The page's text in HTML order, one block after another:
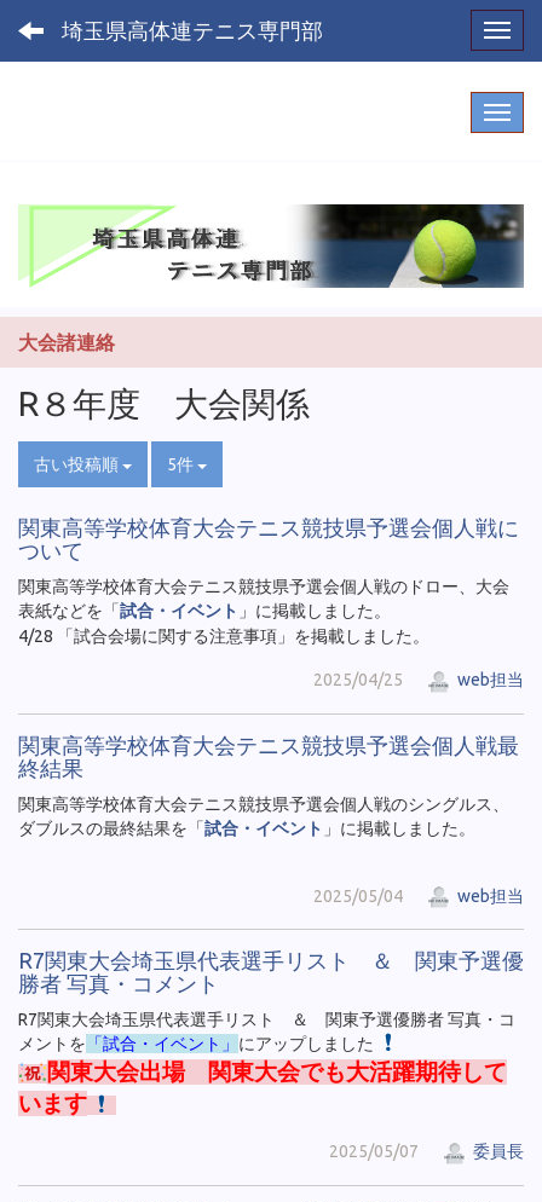
埼玉県高体連テニス専門部
大会諸連絡
R８年度 大会関係
古い投稿順 5件
関東高等学校体育大会テニス競技県予選会個人戦に
ついて
関東高等学校体育大会テニス競技県予選会個人戦のドロー、大会
表紙などを「試合・イベント 」に掲載しました。
4/28 「試合会場に関する注意事項」を掲載しました。
2025/04/25 web担当
関東高等学校体育大会テニス競技県予選会個人戦最
終結果
関東高等学校体育大会テニス競技県予選会個人戦のシングルス、
ダブルスの最終結果を「試合・イベント 」に掲載しました。
2025/05/04 web担当
R7関東大会埼玉県代表選手リスト ＆ 関東予選優
勝者 写真・コメント
R7関東大会埼玉県代表選手リスト ＆ 関東予選優勝者 写真・コ
メントを 「試合・イベント」 にアップしました
関東大会出場 関東大会でも大活躍期待して
います
2025/05/07 委員長